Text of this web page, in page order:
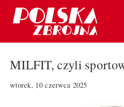
MILFIT, czyli
wtorek, 10 czerwca 2025